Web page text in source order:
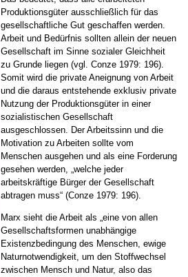
Produktionsgüter ausschließlich für das
gesellschaftliche Gut geschaffen werden.
Arbeit und Bedürfnis sollten allein der neuen
Gesellschaft im Sinne sozialer Gleichheit
zu Grunde liegen (vgl. Conze 1979: 196).
Somit wird die private Aneignung von Arbeit
und die daraus entstehende exklusiv private
Nutzung der Produktionsgüter in einer
sozialistischen Gesellschaft
ausgeschlossen. Der Arbeitssinn und die
Motivation zu Arbeiten sollte vom
Menschen ausgehen und als eine Forderung
gesehen werden, „welche jeder
arbeitskräftige Bürger der Gesellschaft
abtragen muss“ (Conze 1979: 196).
Marx sieht die Arbeit als „eine von allen
Gesellschaftsformen unabhängige
Existenzbedingung des Menschen, ewige
Naturnotwendigkeit, um den Stoffwechsel
zwischen Mensch und Natur, also das